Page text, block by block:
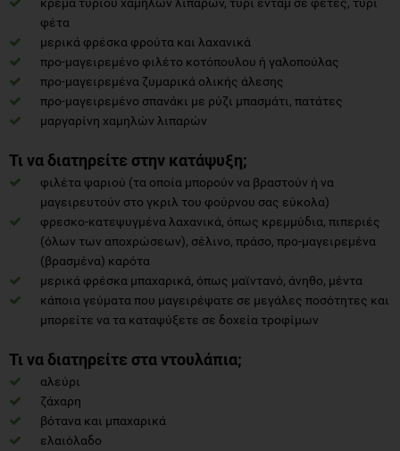
φέτα
μερικά φρέσκα φρούτα και λαχανικά
προ-μαγειρεμένο φιλέτο κοτόπουλου ή γαλοπούλας
προ-μαγειρεμένα ζυμαρικά ολικής άλεσης
προ-μαγειρεμένο σπανάκι με ρύζι μπασμάτι, πατάτες
μαργαρίνη χαμηλών λιπαρών
Τι να διατηρείτε στην κατάψυξη;
φιλέτα ψαριού (τα οποία μπορούν να βραστούν ή να
μαγειρευτούν στο γκριλ του φούρνου σας εύκολα)
φρεσκο-κατεψυγμένα λαχανικά, όπως κρεμμύδια, πιπεριές
(όλων των αποχρώσεων), σέλινο, πράσο, προ-μαγειρεμένα
(βρασμένα) καρότα
μερικά φρέσκα μπαχαρικά, όπως μαϊντανό, άνηθο, μέντα
κάποια γεύματα που μαγειρέψατε σε μεγάλες ποσότητες και
μπορείτε να τα καταψύξετε σε δοχεία τροφίμων
Τι να διατηρείτε στα ντουλάπια;
αλεύρι
ζάχαρη
βότανα και μπαχαρικά
ελαιόλαδο